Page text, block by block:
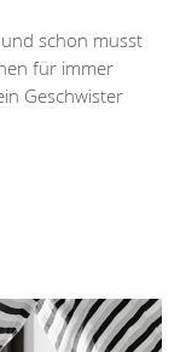
schon musst
für immer
Geschwister